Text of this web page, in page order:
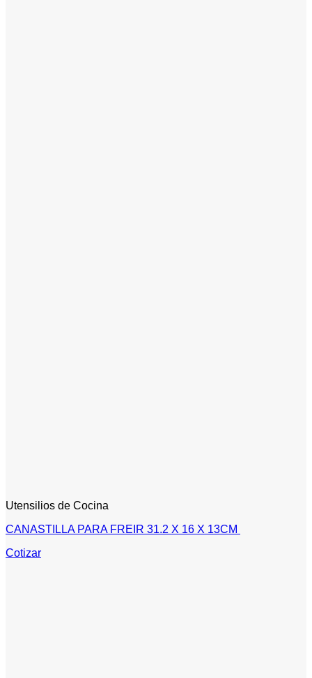
Utensilios de Cocina
CANASTILLA PARA FREIR 31.2 X 16 X 13CM
Cotizar